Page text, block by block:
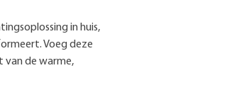
in huis,
Voeg deze
van de warme,